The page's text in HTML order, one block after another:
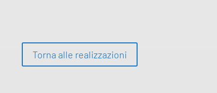
Torna alle realizzazioni